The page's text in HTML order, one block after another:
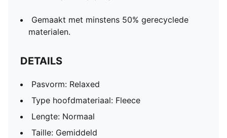
Gemaakt met minstens 50% gerecyclede
materialen.
DETAILS
Pasvorm: Relaxed
Type hoofdmateriaal: Fleece
Lengte: Normaal
Taille: Gemiddeld